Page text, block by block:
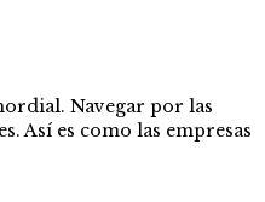
Navegar por las
Así es como las empresas